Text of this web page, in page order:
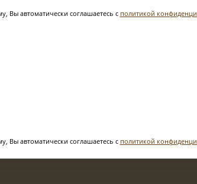
Вы автоматически соглашаетесь с политикой
Вы автоматически соглашаетесь с политикой